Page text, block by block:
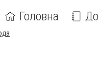
Головна